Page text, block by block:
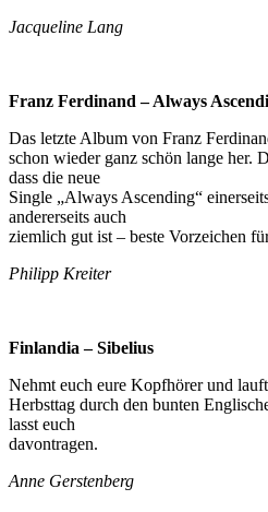
Jacqueline Lang
Franz Ferdinand – Always
Das letzte Album von Franz
schon wieder ganz schön lange her.
dass die neue
Single „Always Ascending“
andererseits auch
ziemlich gut ist – beste Vorzeichen
Philipp Kreiter
Finlandia – Sibelius
Nehmt euch eure Kopfhörer und
Herbsttag durch den bunten
lasst euch
davontragen.
Anne Gerstenberg